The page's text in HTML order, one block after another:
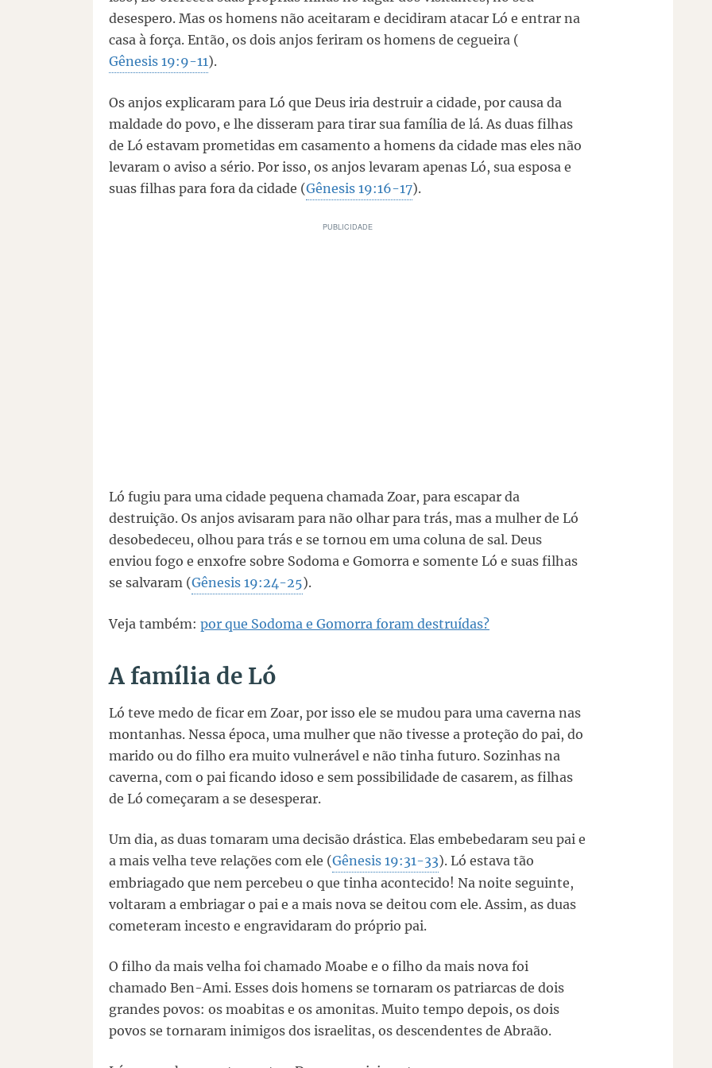
desespero. Mas os homens não aceitaram e decidiram atacar Ló e entrar na
casa à força. Então, os dois anjos feriram os homens de cegueira (
Gênesis 19:9-11).
Os anjos explicaram para Ló que Deus iria destruir a cidade, por causa da
maldade do povo, e lhe disseram para tirar sua família de lá. As duas filhas
de Ló estavam prometidas em casamento a homens da cidade mas eles não
levaram o aviso a sério. Por isso, os anjos levaram apenas Ló, sua esposa e
suas filhas para fora da cidade (Gênesis 19:16-17).
Ló fugiu para uma cidade pequena chamada Zoar, para escapar da
destruição. Os anjos avisaram para não olhar para trás, mas a mulher de Ló
desobedeceu, olhou para trás e se tornou em uma coluna de sal. Deus
enviou fogo e enxofre sobre Sodoma e Gomorra e somente Ló e suas filhas
se salvaram (Gênesis 19:24-25).
Veja também: por que Sodoma e Gomorra foram destruídas?
A família de Ló
Ló teve medo de ficar em Zoar, por isso ele se mudou para uma caverna nas
montanhas. Nessa época, uma mulher que não tivesse a proteção do pai, do
marido ou do filho era muito vulnerável e não tinha futuro. Sozinhas na
caverna, com o pai ficando idoso e sem possibilidade de casarem, as filhas
de Ló começaram a se desesperar.
Um dia, as duas tomaram uma decisão drástica. Elas embebedaram seu pai e
a mais velha teve relações com ele (Gênesis 19:31-33). Ló estava tão
embriagado que nem percebeu o que tinha acontecido! Na noite seguinte,
voltaram a embriagar o pai e a mais nova se deitou com ele. Assim, as duas
cometeram incesto e engravidaram do próprio pai.
O filho da mais velha foi chamado Moabe e o filho da mais nova foi
chamado Ben-Ami. Esses dois homens se tornaram os patriarcas de dois
grandes povos: os moabitas e os amonitas. Muito tempo depois, os dois
povos se tornaram inimigos dos israelitas, os descendentes de Abraão.